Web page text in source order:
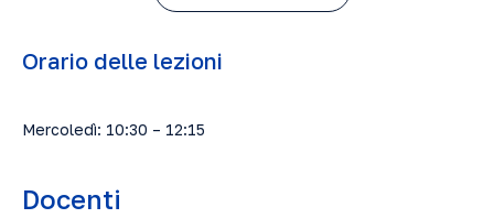
Orario delle lezioni
Mercoledì: 10:30 – 12:15
Docenti